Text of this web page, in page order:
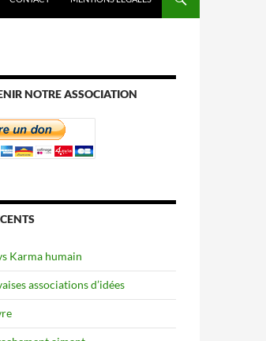
NOTRE ASSOCIATION
Karma humain
associations d’idées